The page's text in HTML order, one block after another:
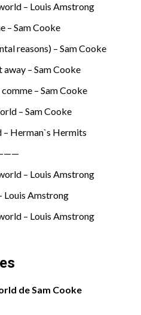
– Louis Amstrong
– Sam Cooke
reasons) – Sam Cooke
– Sam Cooke
– Sam Cooke
– Sam Cooke
Herman`s Hermits
– Louis Amstrong
Amstrong
– Louis Amstrong
de Sam Cooke